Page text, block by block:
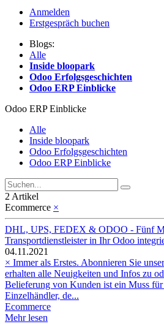
Anmelden
Erstgespräch buchen
Blogs:
Alle
Inside bloopark
Odoo Erfolgsgeschichten
Odoo ERP Einblicke
Odoo ERP Einblicke
Alle
Inside bloopark
Odoo Erfolgsgeschichten
Odoo ERP Einblicke
2 Artikel
Ecommerce ×
DHL, UPS, FEDEX & ODOO - Fünf
Transportdienstleister in Ihr Odoo
04.11.2021
× Immer als Erstes. Abonnieren Sie
erhalten alle Neuigkeiten und Infos zu
Belieferung von Kunden ist ein Muss für
Einzelhändler, de...
Ecommerce
Mehr lesen